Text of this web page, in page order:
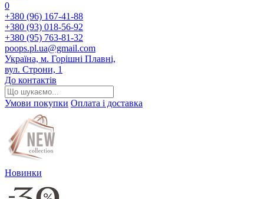
0
+380 (96) 167-41-88
+380 (93) 018-56-92
+380 (95) 763-81-32
poops.pl.ua@gmail.com
Україна, м. Горішні Плавні,
вул. Строни, 1
До контактів
Умови покупки Оплата і доставка
Новинки